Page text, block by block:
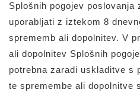
Splošnih pogojev poslovanja
uporabljati z iztekom 8
sprememb ali dopolnitev. V
ali dopolnitev Splošnih
potrebna zaradi uskladitve s
te spremembe ali dopolnitve